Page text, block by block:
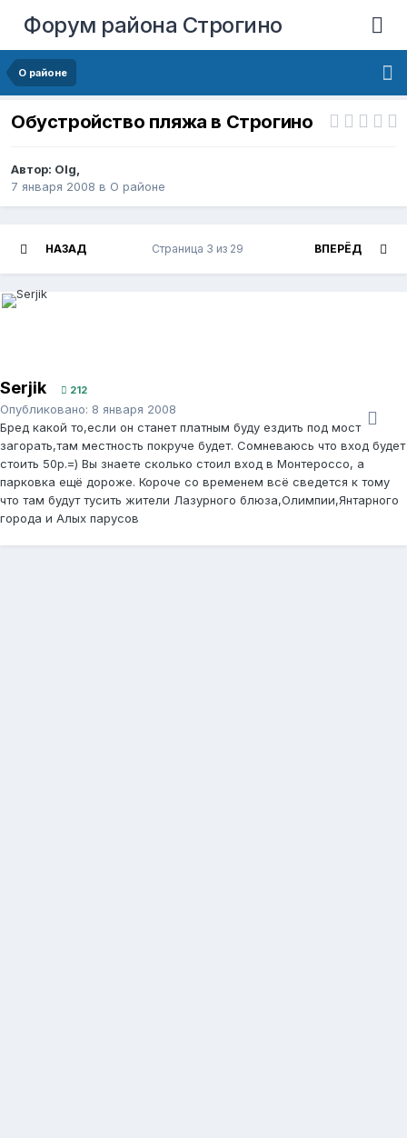
Форум района Строгино
О районе
Обустройство пляжа в Строгино
Автор: Olg,
7 января 2008 в О районе
НАЗАД ВПЕРЁД
Страница 3 из 29
Serjik 212
Опубликовано: 8 января 2008
Бред какой то,если он станет платным буду ездить под мост
загорать,там местность покруче будет. Сомневаюсь что вход будет
стоить 50р.=) Вы знаете сколько стоил вход в Монтероссо, а
парковка ещё дороже. Короче со временем всё сведется к тому
что там будут тусить жители Лазурного блюза,Олимпии,Янтарного
города и Алых парусов